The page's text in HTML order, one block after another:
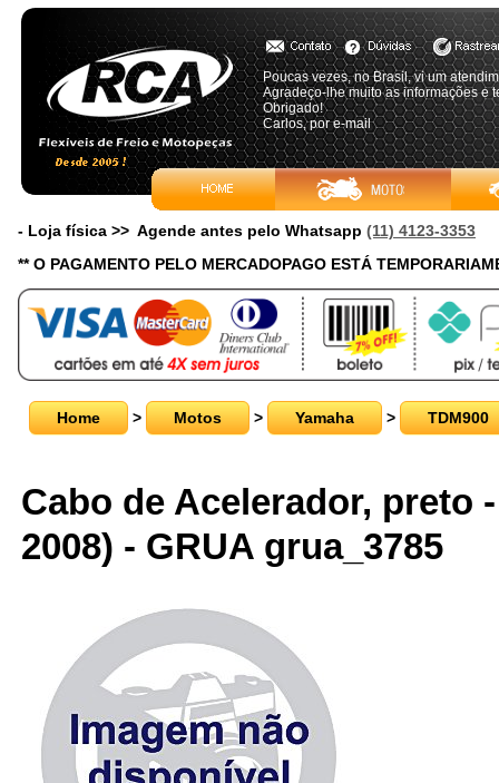
Poucas vezes, no Brasil, vi um
Agradeço-lhe muito as informações e
Obrigado!
Carlos, por e-mail
- Loja física >> Agende antes pelo Whatsapp (11) 4123-3353
** O PAGAMENTO PELO MERCADOPAGO ESTÁ
Home > Motos > Yamaha > TDM900
Cabo de Acelerador, preto
2008) - GRUA grua_3785